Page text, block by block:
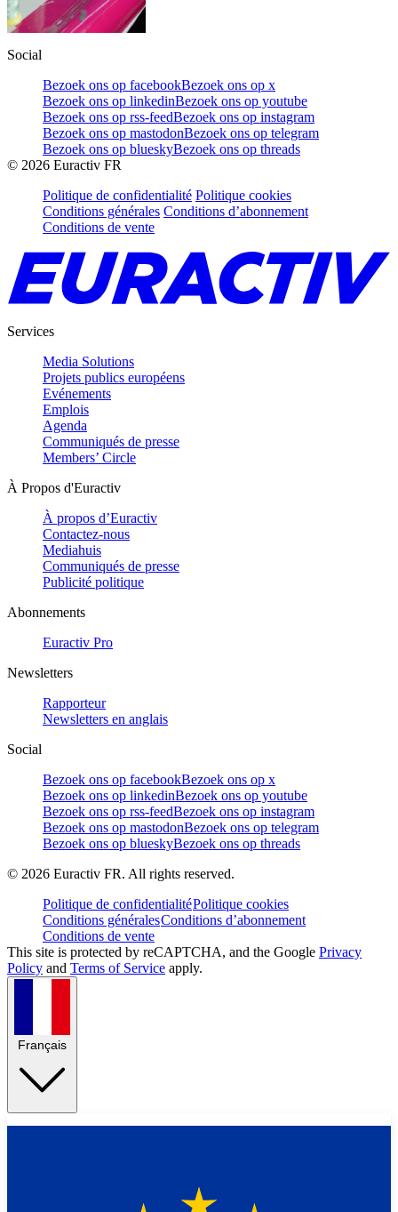
Social
Bezoek ons op facebookBezoek ons op x
Bezoek ons op linkedinBezoek ons op youtube
Bezoek ons op rss-feedBezoek ons op instagram
Bezoek ons op mastodonBezoek ons op telegram
Bezoek ons op blueskyBezoek ons op threads
© 2026 Euractiv FR
Politique de confidentialité Politique cookies
Conditions générales Conditions d’abonnement
Conditions de vente
Services
Media Solutions
Projets publics européens
Evénements
Emplois
Agenda
Communiqués de presse
Members’ Circle
À Propos d'Euractiv
À propos d’Euractiv
Contactez-nous
Mediahuis
Communiqués de presse
Publicité politique
Abonnements
Euractiv Pro
Newsletters
Rapporteur
Newsletters en anglais
Social
Bezoek ons op facebookBezoek ons op x
Bezoek ons op linkedinBezoek ons op youtube
Bezoek ons op rss-feedBezoek ons op instagram
Bezoek ons op mastodonBezoek ons op telegram
Bezoek ons op blueskyBezoek ons op threads
© 2026 Euractiv FR. All rights reserved.
Politique de confidentialitéPolitique cookies
Conditions généralesConditions d’abonnement
Conditions de vente
This site is protected by reCAPTCHA, and the Google Privacy
Policy and Terms of Service apply.
Français